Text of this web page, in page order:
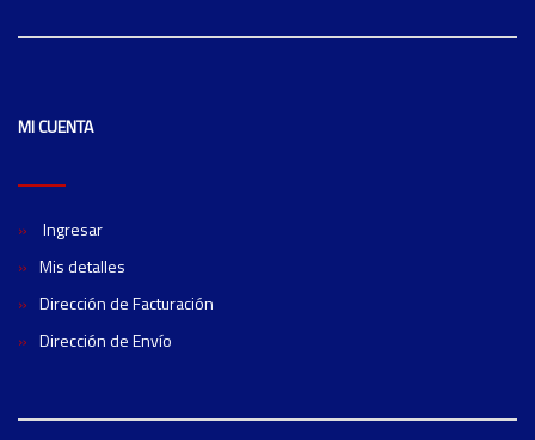
MI CUENTA
Ingresar
Mis detalles
Dirección de Facturación
Dirección de Envío